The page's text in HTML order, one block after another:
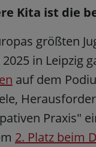
Kita ist die
größten
2025 in Leipzig
auf dem
Praxis"
2. Platz beim